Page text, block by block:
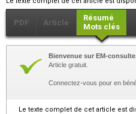
PDF Article
Résumé
Mots clés
Bienvenue sur EM-
Article gratuit.
Connectez-vous pour en
Le texte complet de cet article est